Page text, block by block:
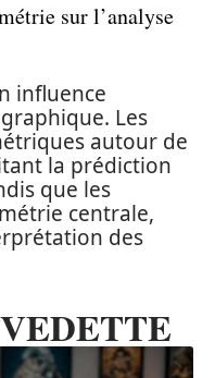
sur l’analyse
influence
Les
autour de
la prédiction
que les
centrale,
des